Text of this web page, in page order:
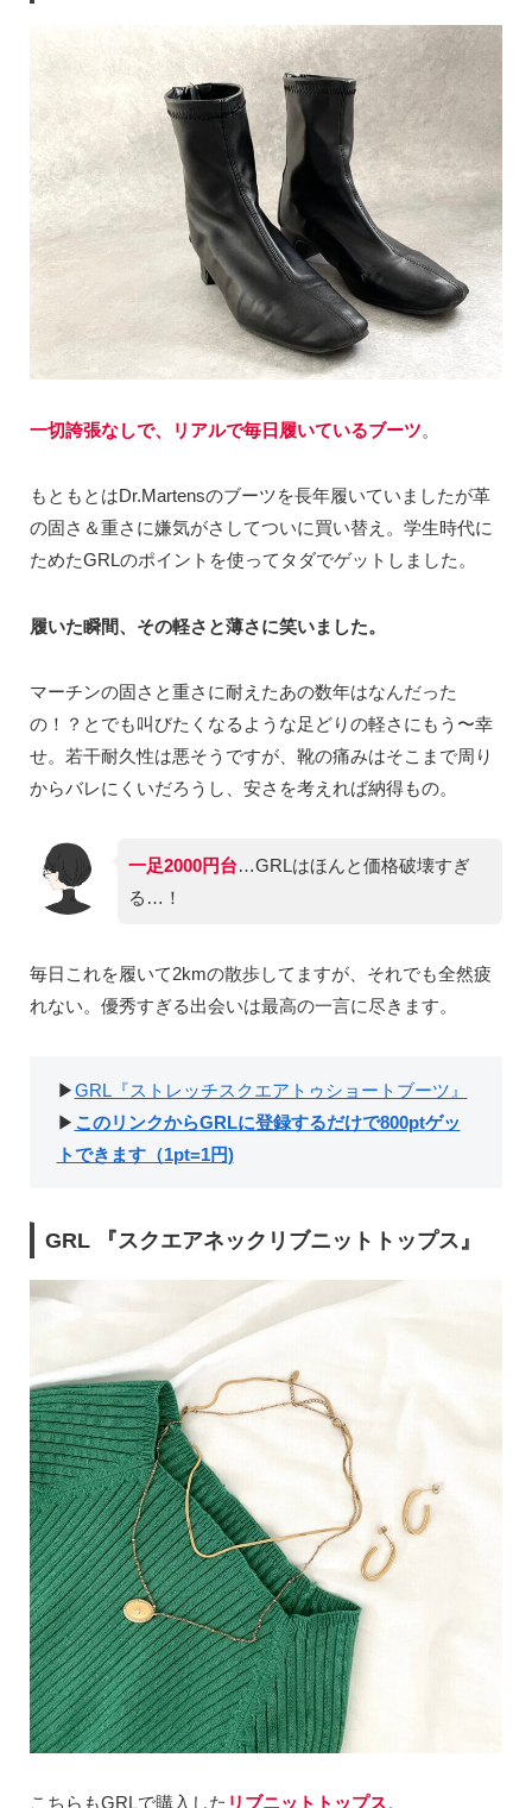
一切誇張なしで、リアルで毎日履いているブーツ。
もともとはDr.Martensのブーツを長年履いていましたが革
の固さ＆重さに嫌気がさしてついに買い替え。学生時代に
ためたGRLのポイントを使ってタダでゲットしました。
履いた瞬間、その軽さと薄さに笑いました。
マーチンの固さと重さに耐えたあの数年はなんだった
の！？とでも叫びたくなるような足どりの軽さにもう〜幸
せ。若干耐久性は悪そうですが、靴の痛みはそこまで周り
からバレにくいだろうし、安さを考えれば納得もの。
一足2000円台…GRLはほんと価格破壊すぎ
る…！
毎日これを履いて2kmの散歩してますが、それでも全然疲
れない。優秀すぎる出会いは最高の一言に尽きます。
▶︎GRL『ストレッチスクエアトゥショートブーツ』
▶︎ このリンクからGRLに登録するだけで800ptゲッ
トできます（1pt=1円)
GRL 『スクエアネックリブニットトップス』
こちらもGRLで購入した リブニットトップス。